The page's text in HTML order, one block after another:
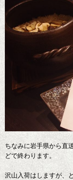
ちなみに岩手県から直
どで終わります。
沢山入荷はしますが、